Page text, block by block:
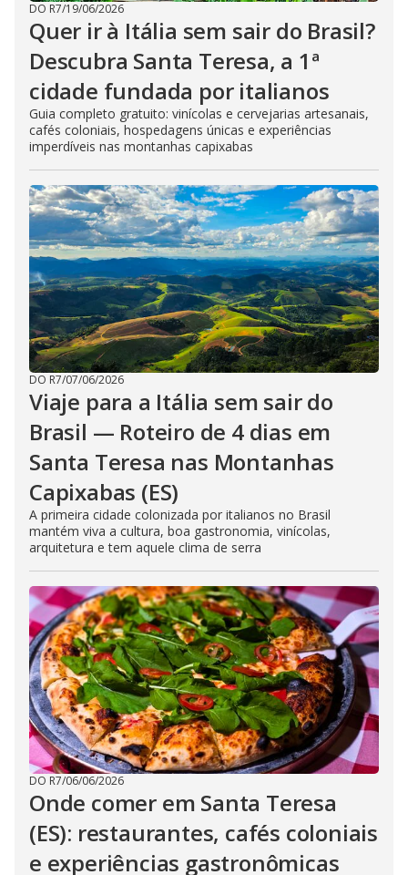
DO R7/19/06/2026
Quer ir à Itália sem sair do Brasil?
Descubra Santa Teresa, a 1ª
cidade fundada por italianos
Guia completo gratuito: vinícolas e cervejarias artesanais,
cafés coloniais, hospedagens únicas e experiências
imperdíveis nas montanhas capixabas
DO R7/07/06/2026
Viaje para a Itália sem sair do
Brasil — Roteiro de 4 dias em
Santa Teresa nas Montanhas
Capixabas (ES)
A primeira cidade colonizada por italianos no Brasil
mantém viva a cultura, boa gastronomia, vinícolas,
arquitetura e tem aquele clima de serra
DO R7/06/06/2026
Onde comer em Santa Teresa
(ES): restaurantes, cafés coloniais
e experiências gastronômicas